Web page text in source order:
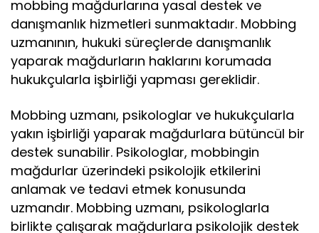
mobbing mağdurlarına yasal destek ve
danışmanlık hizmetleri sunmaktadır. Mobbing
uzmanının, hukuki süreçlerde danışmanlık
yaparak mağdurların haklarını korumada
hukukçularla işbirliği yapması gereklidir.
Mobbing uzmanı, psikologlar ve hukukçularla
yakın işbirliği yaparak mağdurlara bütüncül bir
destek sunabilir. Psikologlar, mobbingin
mağdurlar üzerindeki psikolojik etkilerini
anlamak ve tedavi etmek konusunda
uzmandır. Mobbing uzmanı, psikologlarla
birlikte çalışarak mağdurlara psikolojik destek